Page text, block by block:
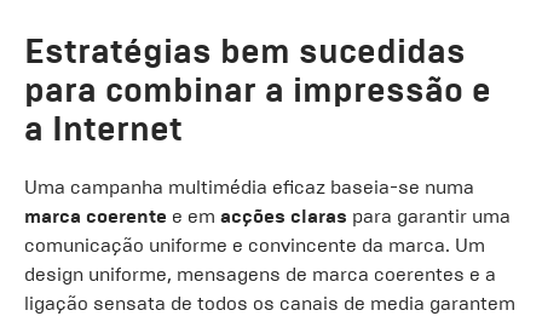
Estratégias bem sucedidas
para combinar a impressão e
a Internet
Uma campanha multimédia eficaz baseia-se numa
marca coerente e em acções claras para garantir uma
comunicação uniforme e convincente da marca. Um
design uniforme, mensagens de marca coerentes e a
ligação sensata de todos os canais de media garantem